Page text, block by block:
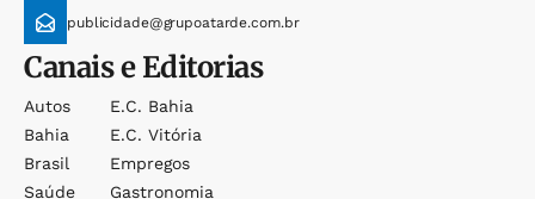
publicidade@grupoatarde.com.br
Canais e Editorias
Autos
Bahia
Brasil
Saúde
E.c. Bahia
E.c. Vitória
Empregos
Gastronomia